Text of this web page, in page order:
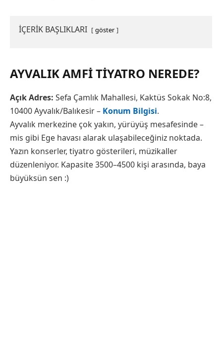
İÇERİK BAŞLIKLARI göster
AYVALIK AMFI TIYATRO NEREDE?
Açık Adres: Sefa Çamlık Mahallesi, Kaktüs Sokak No:8,
10400 Ayvalık/Balıkesir – Konum Bilgisi.
Ayvalık merkezine çok yakın, yürüyüş mesafesinde –
mis gibi Ege havası alarak ulaşabileceğiniz noktada.
Yazın konserler, tiyatro gösterileri, müzikaller
düzenleniyor. Kapasite 3500–4500 kişi arasında, baya
büyüksün sen :)